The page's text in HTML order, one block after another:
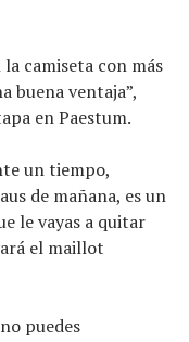
camiseta con más
buena ventaja”,
en Paestum.
un tiempo,
de mañana, es un
le vayas a quitar
el maillot
puedes